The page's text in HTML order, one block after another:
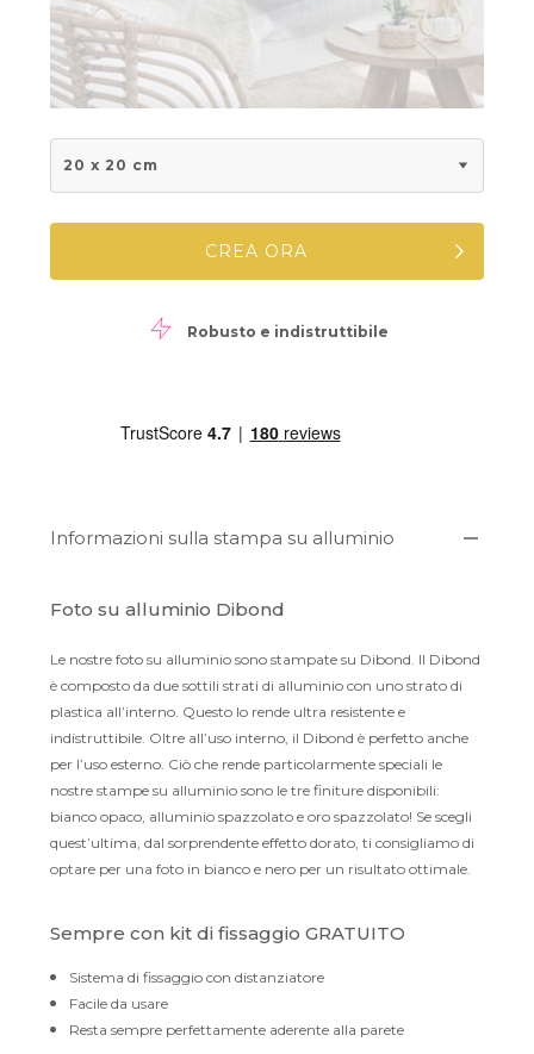
20 x 20 cm
CREA ORA
Robusto e indistruttibile
Informazioni sulla stampa su alluminio
Foto su alluminio Dibond
Le nostre foto su alluminio sono stampate su Dibond. Il Dibond
è composto da due sottili strati di alluminio con uno strato di
plastica all’interno. Questo lo rende ultra resistente e
indistruttibile. Oltre all’uso interno, il Dibond è perfetto anche
per l’uso esterno. Ciò che rende particolarmente speciali le
nostre stampe su alluminio sono le tre finiture disponibili:
bianco opaco, alluminio spazzolato e oro spazzolato! Se scegli
quest’ultima, dal sorprendente effetto dorato, ti consigliamo di
optare per una foto in bianco e nero per un risultato ottimale.
Sempre con kit di fissaggio GRATUITO
Sistema di fissaggio con distanziatore
Facile da usare
Resta sempre perfettamente aderente alla parete